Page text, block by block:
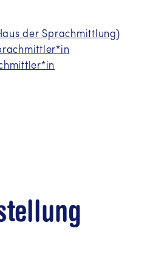
language
der Sprachmittlung)